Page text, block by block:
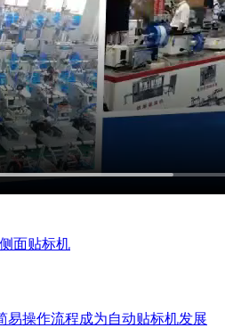
面贴标机
易操作流程成为自动贴标机发展